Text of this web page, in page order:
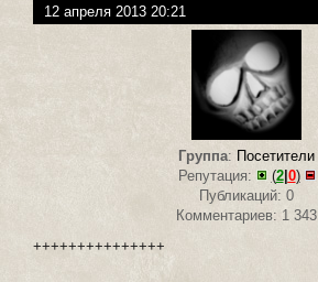
12 апреля 2013 20:21
Группа: Посетители
Репутация:
(2| 0)
Публикаций: 0
Комментариев: 1 343
+++++++++++++++